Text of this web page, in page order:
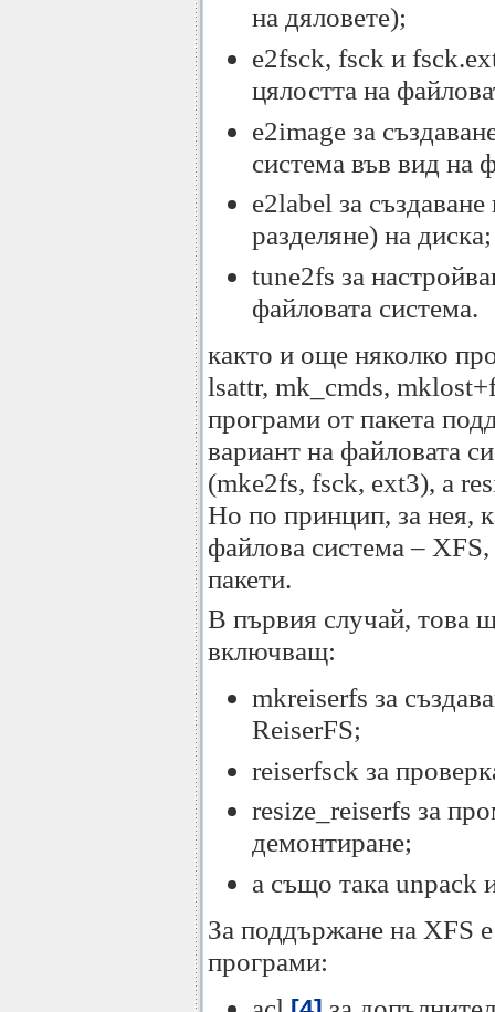
на дяловете);
e2fsck, fsck и
цялостта на
e2image за
система във вид на
e2label за
разделяне) на диска;
tune2fs за
файловата система.
както и още няколко
lsattr, mk_cmds,
програми от пакета
вариант на файловата
(mke2fs, fsck, ext3), а
Но по принцип, за нея,
файлова система –
пакети.
В първия случай, това
включващ:
mkreiserfs за
ReiserFS;
reiserfsck за
resize_reiserfs за
демонтиране;
а също така unpack
За поддържане на XFS
програми: